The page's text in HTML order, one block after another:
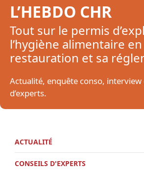
L’HEBDO CHR
Tout sur le permis
l’hygiène alimentaire en
restauration et sa
Actualité, enquête conso, interview
d’experts.
ACTUALITÉ
CONSEILS D'EXPERTS